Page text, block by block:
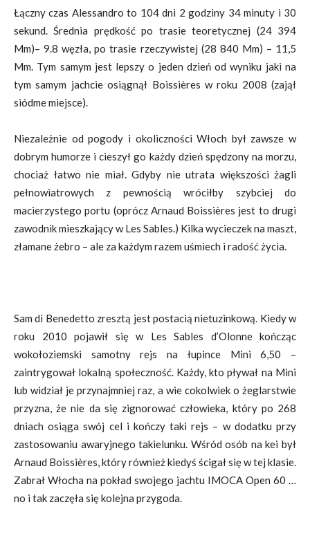
Łączny czas Alessandro to 104 dni 2 godziny 34 minuty i 30
sekund. Średnia prędkość po trasie teoretycznej (24 394
Mm)– 9.8 węzła, po trasie rzeczywistej (28 840 Mm) – 11,5
Mm. Tym samym jest lepszy o jeden dzień od wyniku jaki na
tym samym jachcie osiągnął Boissières w roku 2008 (zajął
siódme miejsce).
Niezależnie od pogody i okoliczności Włoch był zawsze w
dobrym humorze i cieszył go każdy dzień spędzony na morzu,
chociaż łatwo nie miał. Gdyby nie utrata większości żagli
pełnowiatrowych z pewnością wróciłby szybciej do
macierzystego portu (oprócz Arnaud Boissières jest to drugi
zawodnik mieszkający w Les Sables.) Kilka wycieczek na maszt,
złamane żebro – ale za każdym razem uśmiech i radość życia.
Sam di Benedetto zresztą jest postacią nietuzinkową. Kiedy w
roku 2010 pojawił się w Les Sables d’Olonne kończąc
wokołoziemski samotny rejs na łupince Mini 6,50 –
zaintrygował lokalną społeczność. Każdy, kto pływał na Mini
lub widział je przynajmniej raz, a wie cokolwiek o żeglarstwie
przyzna, że nie da się zignorować człowieka, który po 268
dniach osiąga swój cel i kończy taki rejs – w dodatku przy
zastosowaniu awaryjnego takielunku. Wśród osób na kei był
Arnaud Boissières, który również kiedyś ścigał się w tej klasie.
Zabrał Włocha na pokład swojego jachtu IMOCA Open 60 …
no i tak zaczęła się kolejna przygoda.